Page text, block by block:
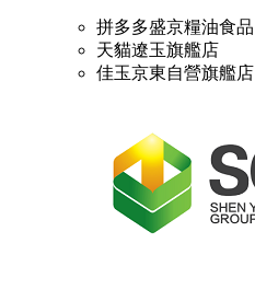
拼多多盛京糧油食品
天貓遼玉旗艦店
佳玉京東自營旗艦店